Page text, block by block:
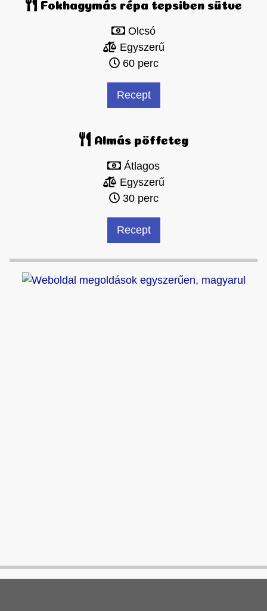
Fokhagymás répa tepsiben sütve
Olcsó
Egyszerű
60 perc
Recept
Almás pöffeteg
Átlagos
Egyszerű
30 perc
Recept